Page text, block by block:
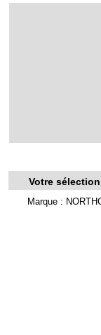
Votre sélection
Marque :